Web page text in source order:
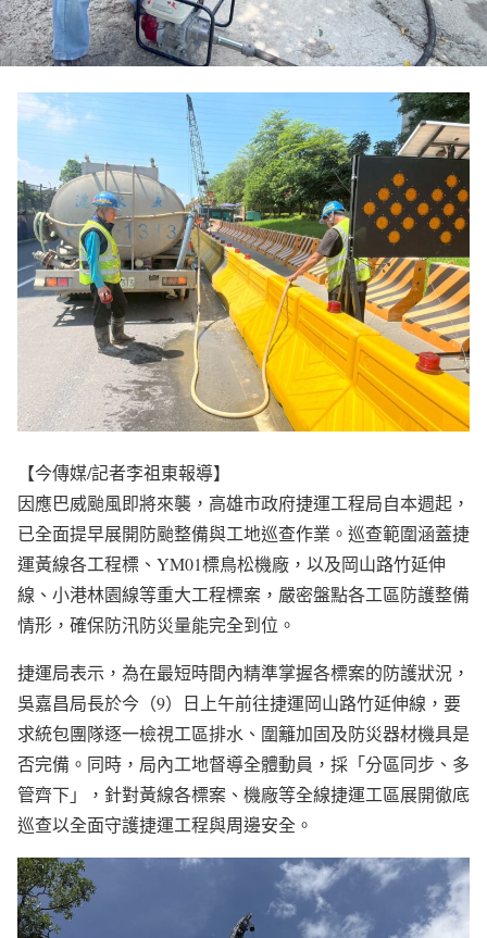
【今傳媒/記者李祖東報導】
因應巴威颱風即將來襲，高雄市政府捷運工程局自本週起，
已全面提早展開防颱整備與工地巡查作業。巡查範圍涵蓋捷
運黃線各工程標、YM01標鳥松機廠，以及岡山路竹延伸
線、小港林園線等重大工程標案，嚴密盤點各工區防護整備
情形，確保防汛防災量能完全到位。
捷運局表示，為在最短時間內精準掌握各標案的防護狀況，
吳嘉昌局長於今（9）日上午前往捷運岡山路竹延伸線，要
求統包團隊逐一檢視工區排水、圍籬加固及防災器材機具是
否完備。同時，局內工地督導全體動員，採「分區同步、多
管齊下」，針對黃線各標案、機廠等全線捷運工區展開徹底
巡查以全面守護捷運工程與周邊安全。